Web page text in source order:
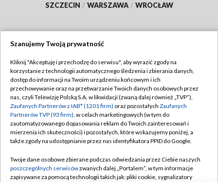
SZCZECIN / WARSZAWA / WROCŁAW
TVP
Abonament TVP
Emisja w TVP
Centrum informacji TVP
Naziemna Telewizja Cyfrowa
Rada Programowa
Regulamin TVP
Polityka prywatności
Moje zgody
Pomoc
Kontakt
Szanujemy Twoją prywatność
Kliknij "Akceptuję i przechodzę do serwisu", aby wyrazić zgody na
korzystanie z technologii automatycznego śledzenia i zbierania danych,
dostęp do informacji na Twoim urządzeniu końcowym i ich
przechowywanie oraz na przetwarzanie Twoich danych osobowych przez
nas, czyli Telewizję Polską S.A. w likwidacji (zwaną dalej również „TVP”),
Zaufanych Partnerów z IAB* (1201 firm) oraz pozostałych Zaufanych
Partnerów TVP (93 firm), w celach marketingowych (w tym do
zautomatyzowanego dopasowania reklam do Twoich zainteresowań i
mierzenia ich skuteczności) i pozostałych, które wskazujemy poniżej, a
także zgody na udostępnianie przez nas identyfikatora PPID do Google.
Twoje dane osobowe zbierane podczas odwiedzania przez Ciebie naszych
poszczególnych serwisówzwanych dalej „Portalem”, w tym informacje
zapisywane za pomocą technologii takich jak: pliki cookie, sygnalizatory